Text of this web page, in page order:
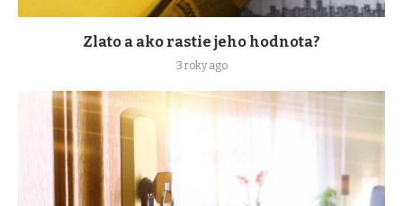
Zlato a ako rastie jeho hodnota?
3 roky ago